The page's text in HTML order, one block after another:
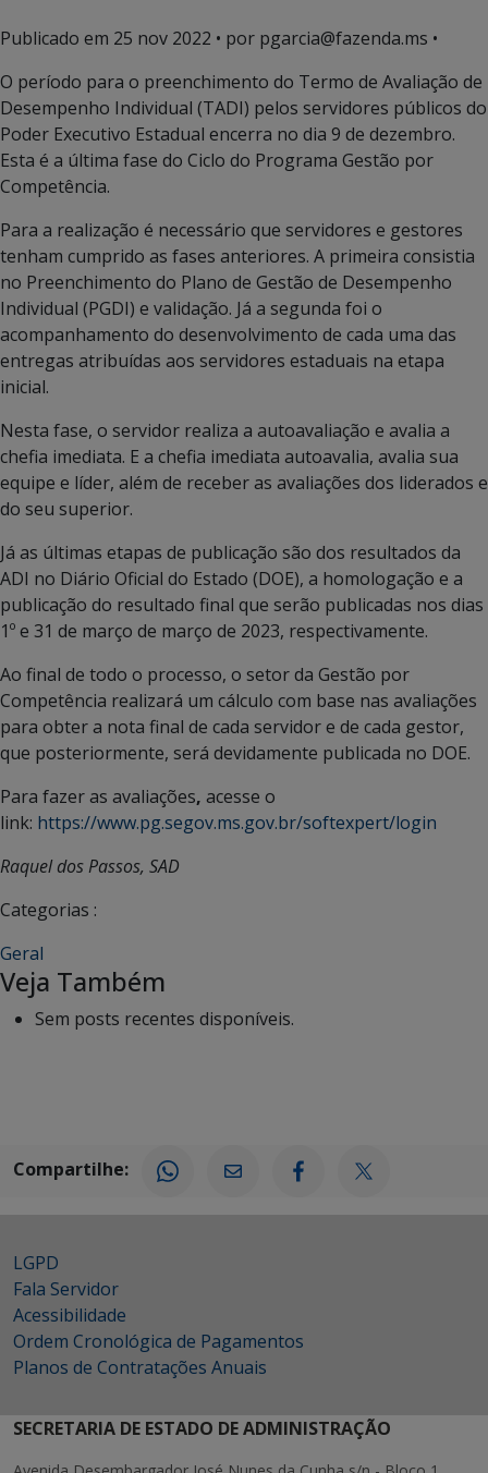
Publicado em 25 nov 2022 • por pgarcia@fazenda.ms •
O período para o preenchimento do Termo de Avaliação de
Desempenho Individual (TADI) pelos servidores públicos do
Poder Executivo Estadual encerra no dia 9 de dezembro.
Esta é a última fase do Ciclo do Programa Gestão por
Competência.
Para a realização é necessário que servidores e gestores
tenham cumprido as fases anteriores. A primeira consistia
no Preenchimento do Plano de Gestão de Desempenho
Individual (PGDI) e validação. Já a segunda foi o
acompanhamento do desenvolvimento de cada uma das
entregas atribuídas aos servidores estaduais na etapa
inicial.
Nesta fase, o servidor realiza a autoavaliação e avalia a
chefia imediata. E a chefia imediata autoavalia, avalia sua
equipe e líder, além de receber as avaliações dos liderados e
do seu superior.
Já as últimas etapas de publicação são dos resultados da
ADI no Diário Oficial do Estado (DOE), a homologação e a
publicação do resultado final que serão publicadas nos dias
1º e 31 de março de março de 2023, respectivamente.
Ao final de todo o processo, o setor da Gestão por
Competência realizará um cálculo com base nas avaliações
para obter a nota final de cada servidor e de cada gestor,
que posteriormente, será devidamente publicada no DOE.
Para fazer as avaliações, acesse o
link: https://www.pg.segov.ms.gov.br/softexpert/login
Raquel dos Passos, SAD
Categorias :
Geral
Veja Também
Sem posts recentes disponíveis.
Compartilhe:
LGPD
Fala Servidor
Acessibilidade
Ordem Cronológica de Pagamentos
Planos de Contratações Anuais
SECRETARIA DE ESTADO DE ADMINISTRAÇÃO